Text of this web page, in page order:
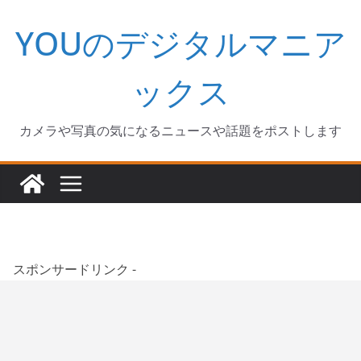
キ
YOUのデジタルマニア
ックス
カメラや写真の気になるニュースや話題をポストします
スポンサードリンク -